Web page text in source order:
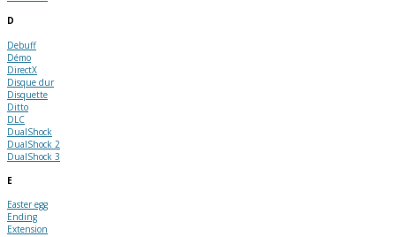
D
Debuff
Démo
DirectX
Disque dur
Disquette
Ditto
DLC
DualShock
DualShock 2
DualShock 3
E
Easter egg
Ending
Extension